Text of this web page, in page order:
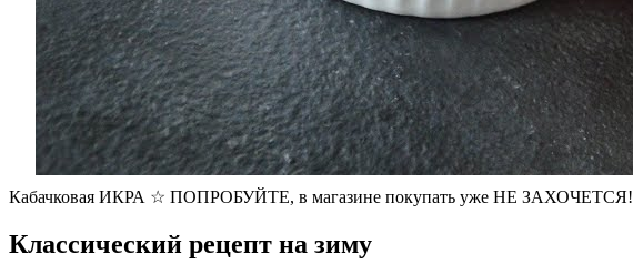
Кабачковая ИКРА ☆ ПОПРОБУЙТЕ, в магазине покупать уже НЕ ЗАХОЧЕТСЯ!
Классический рецепт на зиму